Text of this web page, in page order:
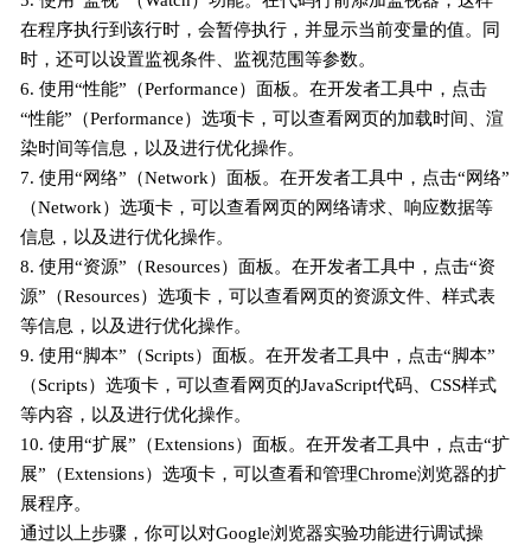
在程序执行到该行时，会暂停执行，并显示当前变量的值。同
时，还可以设置监视条件、监视范围等参数。
6. 使用“性能”（Performance）面板。在开发者工具中，点击
“性能”（Performance）选项卡，可以查看网页的加载时间、渲
染时间等信息，以及进行优化操作。
7. 使用“网络”（Network）面板。在开发者工具中，点击“网络”
（Network）选项卡，可以查看网页的网络请求、响应数据等
信息，以及进行优化操作。
8. 使用“资源”（Resources）面板。在开发者工具中，点击“资
源”（Resources）选项卡，可以查看网页的资源文件、样式表
等信息，以及进行优化操作。
9. 使用“脚本”（Scripts）面板。在开发者工具中，点击“脚本”
（Scripts）选项卡，可以查看网页的JavaScript代码、CSS样式
等内容，以及进行优化操作。
10. 使用“扩展”（Extensions）面板。在开发者工具中，点击“扩
展”（Extensions）选项卡，可以查看和管理Chrome浏览器的扩
展程序。
通过以上步骤，你可以对Google浏览器实验功能进行调试操